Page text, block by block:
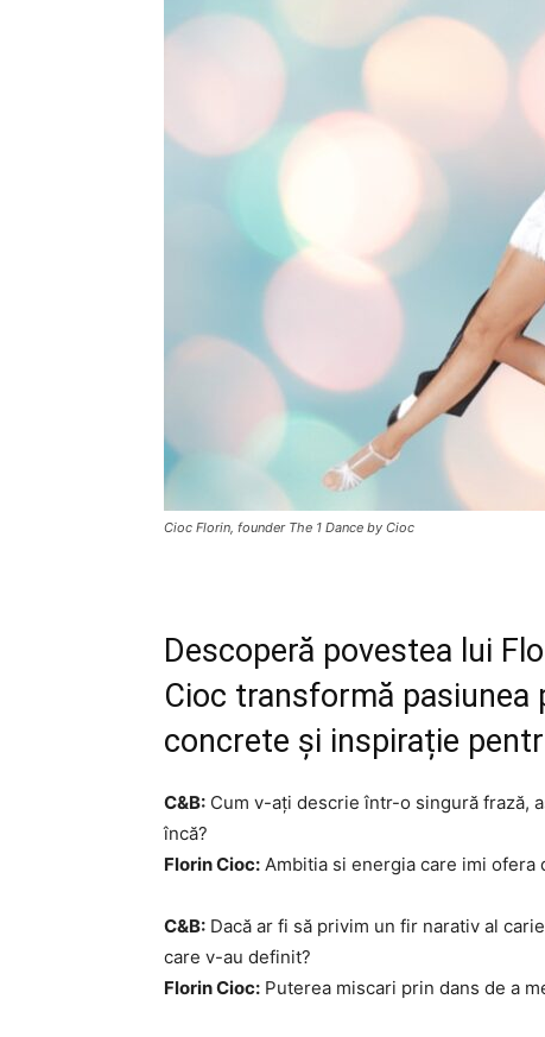
Cioc Florin, founder The 1 Dance by Cioc
Descoperă povestea lui
Cioc transformă pasiunea
concrete și inspirație
C&B: Cum v-ați descrie într-o singură frază,
încă?
Florin Cioc: Ambitia si energia care imi ofera
C&B: Dacă ar fi să privim un fir narativ al
care v-au definit?
Florin Cioc: Puterea miscari prin dans de a